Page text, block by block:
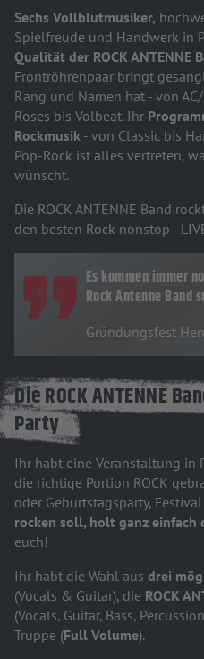
Sechs Vollblutmusiker,
Spielfreude und Handwerk in
Qualität der ROCK ANTENNE
Frontröhrenpaar bringt
Rang und Namen hat - von
Roses bis Volbeat. Ihr
Rockmusik - von Classic bis
Pop-Rock ist alles vertreten,
wünscht.
Die ROCK ANTENNE Band
den besten Rock nonstop -
Es kommen immer
Rock Antenne Band
Gründungsfest
Die ROCK ANTENNE
Party
Ihr habt eine Veranstaltung in
die richtige Portion ROCK
oder Geburtstagsparty,
rocken soll, holt ganz einfach
euch!
Ihr habt die Wahl aus drei
(Vocals & Guitar), die ROCK
(Vocals, Guitar, Bass,
Truppe (Full Volume).